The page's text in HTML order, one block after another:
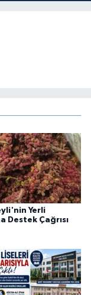
Yerli
Destek Çağrısı